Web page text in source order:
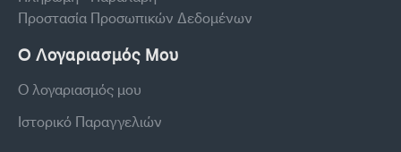
Προστασία Προσωπικών Δεδομένων
Ο Λογαριασμός Μου
Ο λογαριασμός μου
Ιστορικό Παραγγελιών